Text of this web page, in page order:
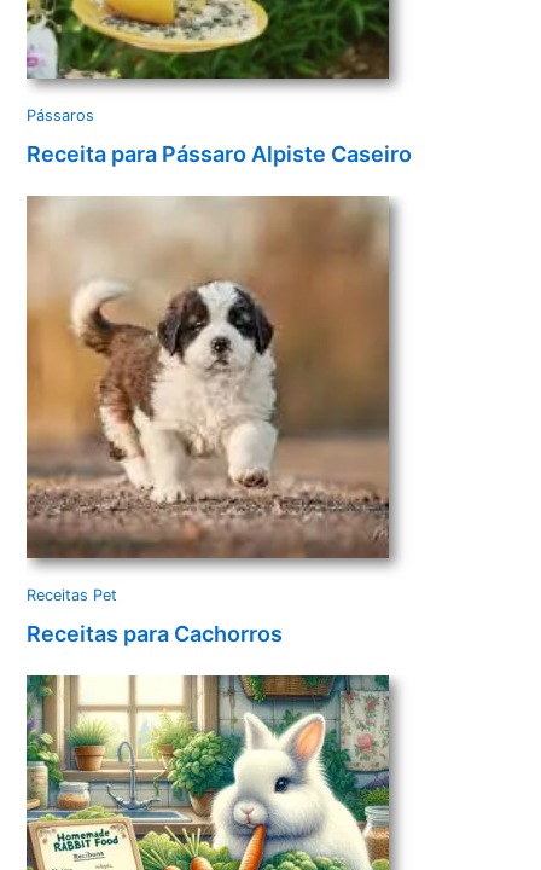
Pássaros
Receita para Pássaro Alpiste Caseiro
Receitas Pet
Receitas para Cachorros